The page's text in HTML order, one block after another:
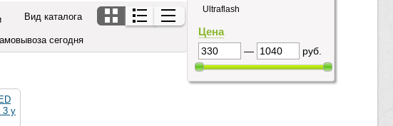
сегодня
Вид каталога
3 у
Ultraflash
Цена
— руб.